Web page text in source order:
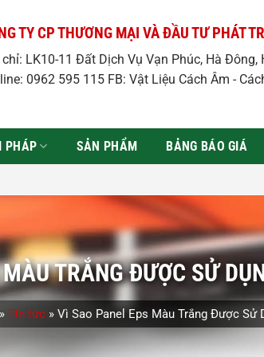
TY CP THƯƠNG MẠI VÀ ĐẦU TƯ PHÁT
LK10-11 Đất Dịch Vụ Vạn Phúc, Hà Đông,
0962 595 115 FB: Vật Liệu Cách Âm -
PHÁP SẢN PHẨM BẢNG BÁO GIÁ
TRẮNG ĐƯỢC SỬ
Tin tức» Vì Sao Panel Eps Màu Trắng Được Sử